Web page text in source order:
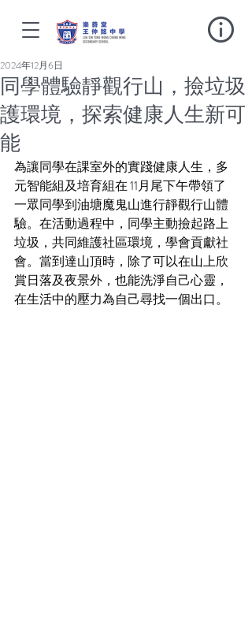
同學體驗靜觀行山，撿垃圾
護環境，探索健康人生新可
能
2024年12月6日
為讓同學在課室外的實踐健康人生，多
元智能組及培育組在 11月尾下午帶領了
一眾同學到油塘魔鬼山進行靜觀行山體
驗。在活動過程中，同學主動撿起路上
垃圾，共同維護社區環境，學會貢獻社
會。當到達山頂時，除了可以在山上欣
賞日落及夜景外，也能洗淨自己心靈，
在生活中的壓力為自己尋找一個出口。